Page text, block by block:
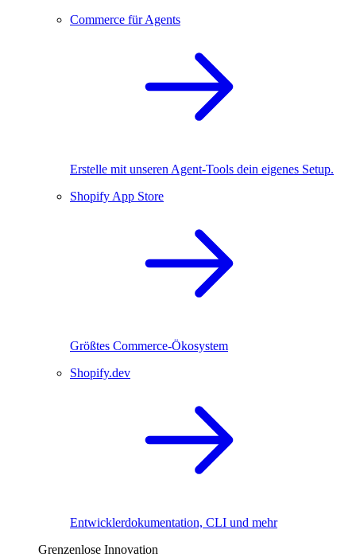
Commerce für Agents
Erstelle mit unseren Agent-Tools dein eigenes Setup.
Shopify App Store
Größtes Commerce-Ökosystem
Shopify.dev
Entwicklerdokumentation, CLI und mehr
Grenzenlose Innovation